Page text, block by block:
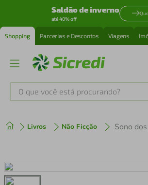
Saldão de inverno
até 40% off
Shopping Parcerias e Descontos Viagens
O que você está procurando?
Livros Não Ficção Sono
2º cafeteira